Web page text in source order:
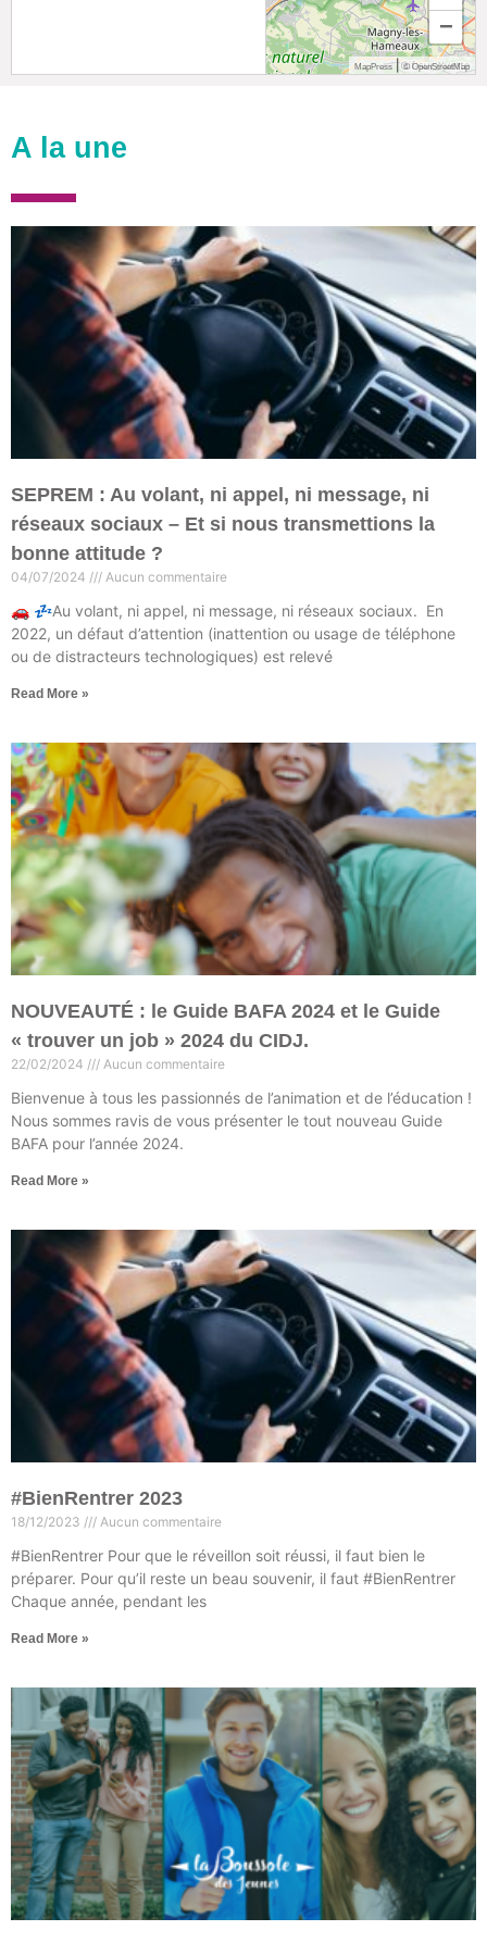
−
MapPress|© OpenStreetMap
A la une
SEPREM : Au volant, ni appel, ni message, ni
réseaux sociaux – Et si nous transmettions la
bonne attitude ?
04/07/2024 Aucun commentaire
🚗 💤Au volant, ni appel, ni message, ni réseaux sociaux. En
2022, un défaut d’attention (inattention ou usage de téléphone
ou de distracteurs technologiques) est relevé
Read More »
NOUVEAUTÉ : le Guide BAFA 2024 et le Guide
« trouver un job » 2024 du CIDJ.
22/02/2024 Aucun commentaire
Bienvenue à tous les passionnés de l’animation et de l’éducation !
Nous sommes ravis de vous présenter le tout nouveau Guide
BAFA pour l’année 2024.
Read More »
#BienRentrer 2023
18/12/2023 Aucun commentaire
#BienRentrer Pour que le réveillon soit réussi, il faut bien le
préparer. Pour qu’il reste un beau souvenir, il faut #BienRentrer
Chaque année, pendant les
Read More »